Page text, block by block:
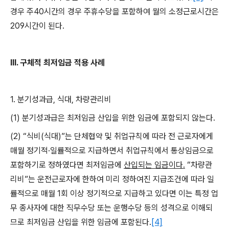
경우 주40시간의 경우 주휴수당을 포함하여 월의 소정근로시간은
209시간이 된다.
III.구체적 최저임금 적용 사례
1. 분기성과급, 식대, 차량관리비
(1) 분기성과급은 최저임금 산입을 위한 임금에 포함되지 않는다.
(2) “식비 (식대)”는 단체협약 및 취업규칙에 따라 전 근로자에게
매월 정기적·일률적으로 지급하면서 취업규칙에서 통상임금으로
포함하기로 정하였다면 최저임금에 산입되는 임금이다. “차량관
리비”는 운전근로자에 한하여 미리 정하여진 지급조건에 따라 일
률적으로 매월 1회 이상 정기적으로 지급하고 있다면 이는 특정 업
무 종사자에 대한 직무수당 또는 운행수당 등의 성격으로 이해되
므로 최저임금 산입을 위한 임금에 포함된다. [4]